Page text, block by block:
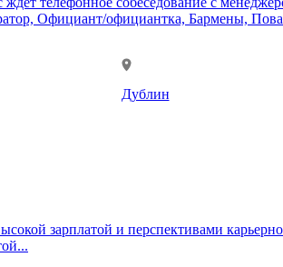
Дублин
зарплатой и перспективами